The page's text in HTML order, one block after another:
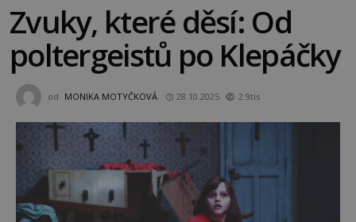
Zvuky, které děsí: Od
poltergeistů po Klepáčky
od MONIKA MOTYČKOVÁ 28.10.2025 2.9tis